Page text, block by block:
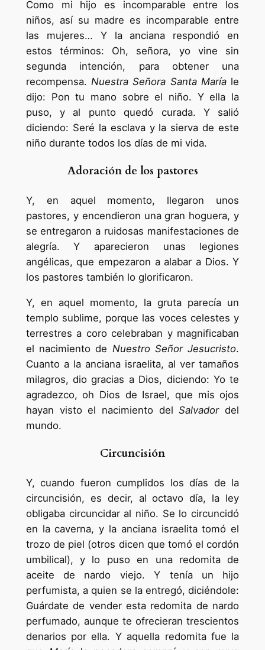
Como mi hijo es incomparable entre los
niños, así su madre es incomparable entre
las mujeres… Y la anciana respondió en
estos términos: Oh, señora, yo vine sin
segunda intención, para obtener una
recompensa. Nuestra Señora Santa Maríale
dijo: Pon tu mano sobre el niño. Y ella la
puso, y al punto quedó curada. Y salió
diciendo: Seré la esclava y la sierva de este
niño durante todos los días de mi vida.
Adoración de los pastores
Y, en aquel momento, llegaron unos
pastores, y encendieron una gran hoguera, y
se entregaron a ruidosas manifestaciones de
alegría. Y aparecieron unas legiones
angélicas, que empezaron a alabar a Dios. Y
los pastores también lo glorificaron.
Y, en aquel momento, la gruta parecía un
templo sublime, porque las voces celestes y
terrestres a coro celebraban y magnificaban
el nacimiento de Nuestro Señor Jesucristo.
Cuanto a la anciana israelita, al ver tamaños
milagros, dio gracias a Dios, diciendo: Yo te
agradezco, oh Dios de Israel, que mis ojos
hayan visto el nacimiento delSalvadordel
mundo.
Circuncisión
Y, cuando fueron cumplidos los días de la
circuncisión, es decir, al octavo día, la ley
obligaba circuncidar al niño. Se lo circuncidó
en la caverna, y la anciana israelita tomó el
trozo de piel (otros dicen que tomó el cordón
umbilical), y lo puso en una redomita de
aceite de nardo viejo. Y tenía un hijo
perfumista, a quien se la entregó, diciéndole:
Guárdate de vender esta redomita de nardo
perfumado, aunque te ofrecieran trescientos
denarios por ella. Y aquella redomita fue la